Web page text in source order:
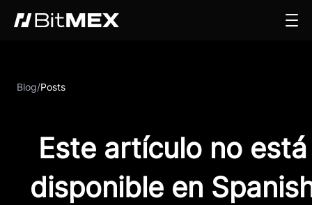
Blog/Posts
Este artículo no está
disponible en